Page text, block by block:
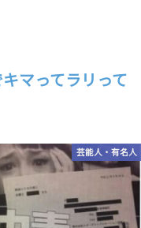
マってラリって
芸能人・有名人